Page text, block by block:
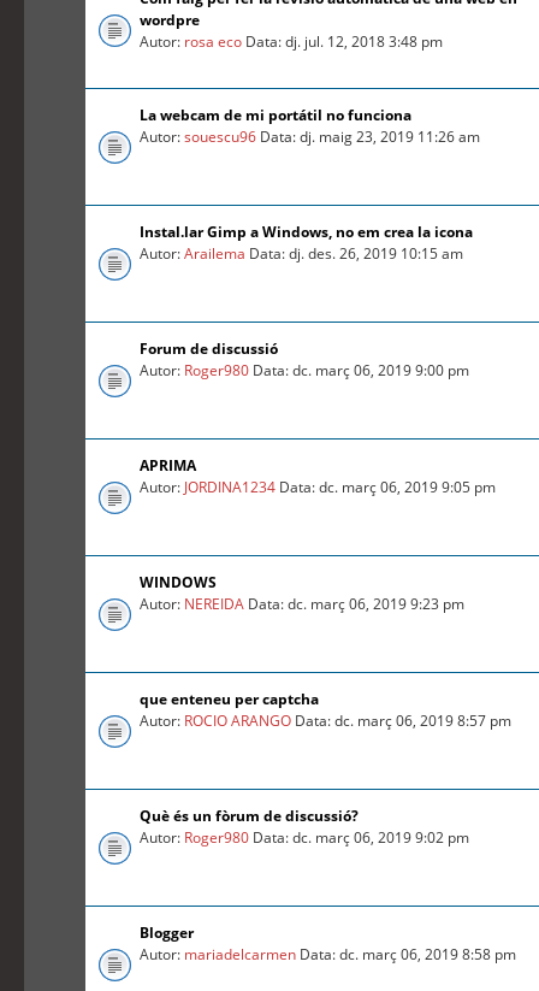
wordpre
Autor: rosa eco Data: dj. jul. 12, 2018 3:48 pm
La webcam de mi portátil no funciona
Autor:souescu96 Data: dj. maig 23, 2019 11:26 am
Instal.lar Gimp a Windows, no em crea la icona
Autor:Arailema Data: dj. des. 26, 2019 10:15 am
Forum de discussió
Autor: Roger980 Data: dc. març 06, 2019 9:00 pm
APRIMA
Autor: JORDINA1234 Data: dc. març 06, 2019 9:05 pm
WINDOWS
Autor: NEREIDA Data: dc. març 06, 2019 9:23 pm
que enteneu per captcha
Autor: ROCIO ARANGO Data: dc. març 06, 2019 8:57 pm
Què és un fòrum de discussió?
Autor: Roger980 Data: dc. març 06, 2019 9:02 pm
Blogger
Autor: mariadelcarmen Data: dc. març 06, 2019 8:58 pm